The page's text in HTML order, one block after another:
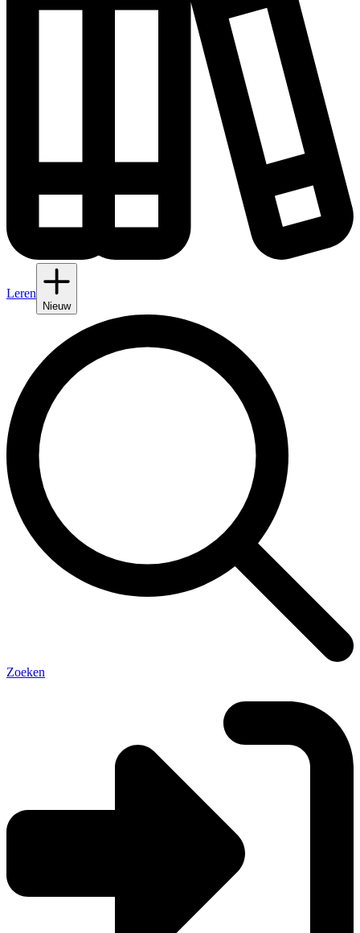
Leren
Nieuw
Zoeken